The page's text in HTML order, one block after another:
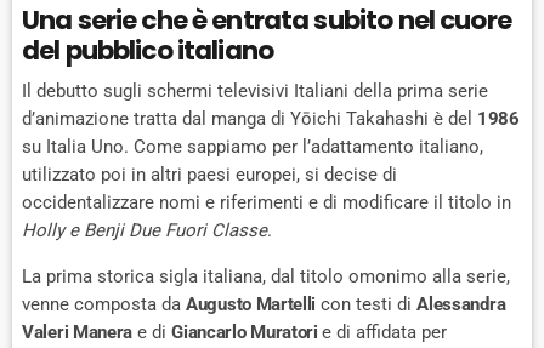
Una serie che è entrata subito nel cuore
del pubblico italiano
Il debutto sugli schermi televisivi Italiani della prima serie
d’animazione tratta dal manga di Yōichi Takahashi è del 1986
su Italia Uno. Come sappiamo per l’adattamento italiano,
utilizzato poi in altri paesi europei, si decise di
occidentalizzare nomi e riferimenti e di modificare il titolo in
Holly e Benji Due Fuori Classe.
La prima storica sigla italiana, dal titolo omonimo alla serie,
venne composta da Augusto Martelli con testi diAlessandra
Valeri Manera e diGiancarlo Muratorie di affidata per